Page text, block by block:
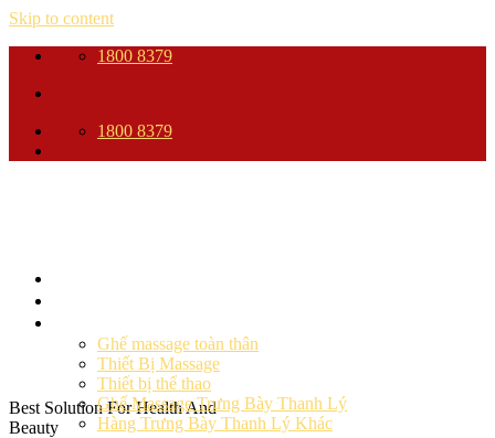
Skip to content
1800 8379
1800 8379
Best Solution For Health And
Beauty
Ghế massage toàn thân
Thiết Bị Massage
Thiết bị thể thao
Ghế Massage Trưng Bày Thanh Lý
Hàng Trưng Bày Thanh Lý Khác